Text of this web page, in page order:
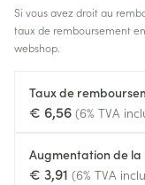
Si vous avez droit au
taux de remboursement
webshop.
Taux de
€ 6,56 (6% TVA
Augmentation de
€ 3,91 (6% TVA